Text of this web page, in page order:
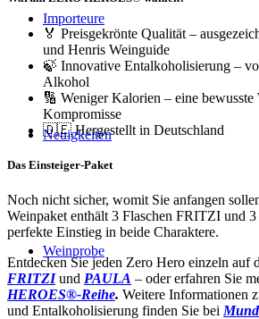
Importeure
Neuigkeiten
Weinprobe
🏅 Preisgekrönte Qualität –
und Henris Weinguide
🍃 Innovative Entalkoholisierung –
Alkohol
🔢 Weniger Kalorien – eine bewusste
Kompromisse
🇩🇪 Hergestellt in Deutschland
Das Einsteiger-Paket
Noch nicht sicher, womit Sie anfangen
Weinpaket enthält 3 Flaschen FRITZI und
perfekte Einstieg in beide Charaktere.
Entdecken Sie jeden Zero Hero einzeln auf
FRITZIund PAULA – oder erfahren Sie
HEROES®-Reihe. Weitere Informationen
und Entalkoholisierung finden Sie bei